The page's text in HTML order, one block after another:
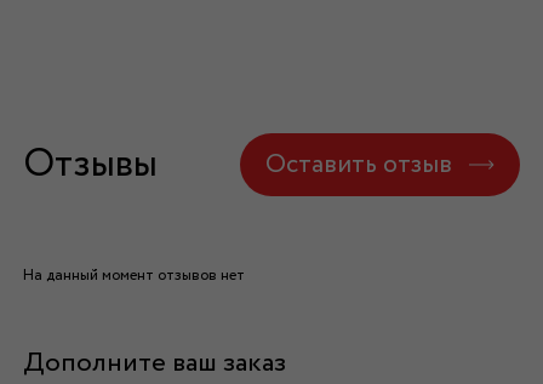
Отзывы Оставить отзыв
На данный момент отзывов нет
Дополните ваш заказ